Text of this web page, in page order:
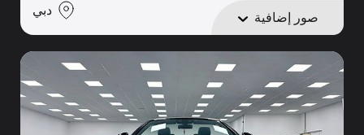
صور إضافية دبي